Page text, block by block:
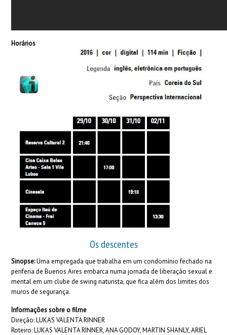
Horários
Os descentes
Sinopse:Uma empregada que trabalha em um condomínio fechado na
periferia de Buenos Aires embarca numa jornada de liberação sexual e
mental em um clube de swing naturista, que fica além dos limites dos
muros de segurança.
Informações sobre o filme
Direção: LUKAS VALENTA RINNER
Roteiro: LUKAS VALENTA RINNER, ANA GODOY, MARTIN SHANLY, ARIEL